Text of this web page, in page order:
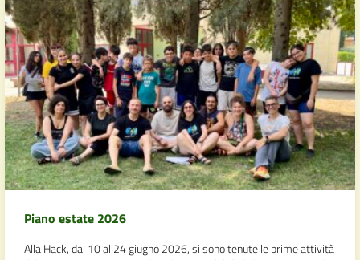
Piano estate 2026
Alla Hack, dal 10 al 24 giugno 2026, si sono tenute le prime attività